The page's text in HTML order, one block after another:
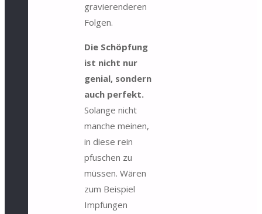
gravierenderen
Folgen.
Die Schöpfung
ist nicht nur
genial, sondern
auch perfekt.
Solange nicht
manche meinen,
in diese rein
pfuschen zu
müssen. Wären
zum Beispiel
Impfungen